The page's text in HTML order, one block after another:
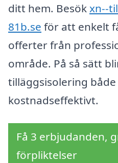
ditt hem. Besökxn--
81b.se för att enkelt
offerter från
område. På så sätt
tilläggsisolering
kostnadseffektivt.
Få 3 erbjudanden,
förpliktelser